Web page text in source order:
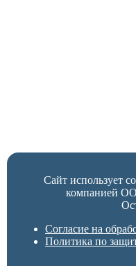
Сайт использует
компанией
Согласие на
Политика по